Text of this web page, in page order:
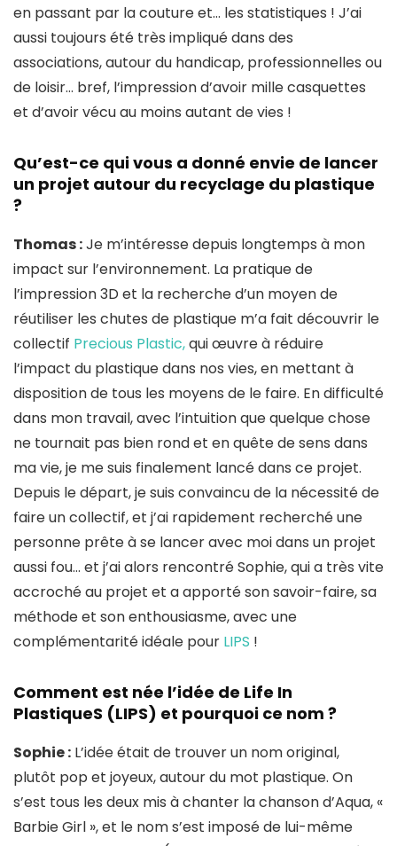
en passant par la couture et… les statistiques ! J’ai
aussi toujours été très impliqué dans des
associations, autour du handicap, professionnelles ou
de loisir… bref, l’impression d’avoir mille casquettes
et d’avoir vécu au moins autant de vies !
Qu’est-ce qui vous a donné envie de lancer
un projet autour du recyclage du plastique
?
Thomas :Je m’intéresse depuis longtemps à mon
impact sur l’environnement. La pratique de
l’impression 3D et la recherche d’un moyen de
réutiliser les chutes de plastique m’a fait découvrir le
collectif Precious Plastic,qui œuvre à réduire
l’impact du plastique dans nos vies, en mettant à
disposition de tous les moyens de le faire. En difficulté
dans mon travail, avec l’intuition que quelque chose
ne tournait pas bien rond et en quête de sens dans
ma vie, je me suis finalement lancé dans ce projet.
Depuis le départ, je suis convaincu de la nécessité de
faire un collectif, et j’ai rapidement recherché une
personne prête à se lancer avec moi dans un projet
aussi fou… et j’ai alors rencontré Sophie, qui a très vite
accroché au projet et a apporté son savoir-faire, sa
méthode et son enthousiasme, avec une
complémentarité idéale pour LIPS !
Comment est née l’idée de Life In
PlastiqueS (LIPS) et pourquoi ce nom ?
Sophie : L’idée était de trouver un nom original,
plutôt pop et joyeux, autour du mot plastique. On
s’est tous les deux mis à chanter la chanson d’Aqua, «
Barbie Girl », et le nom s’est imposé de lui-même